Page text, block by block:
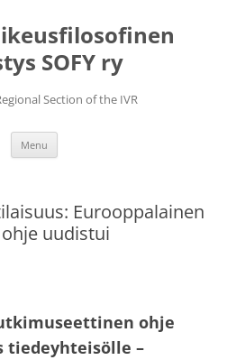
SOFY ry
Section of the IVR
Menu
Eurooppalainen
uudistui
ohje
tiedeyhteisölle –